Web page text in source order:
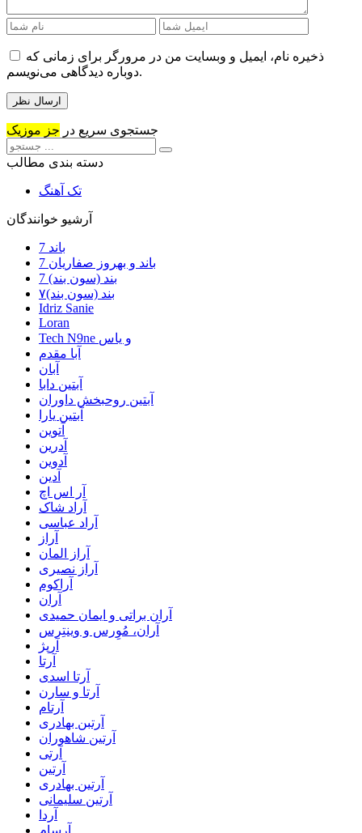
ذخیره نام، ایمیل و وبسایت من در مرورگر برای زمانی که
دوباره دیدگاهی می‌نویسم.
جستجوی سریع در جز موزیک
دسته بندی مطالب
تک آهنگ
آرشیو خوانندگان
7 باند
7 باند و بهروز صفاریان
7 بند (سون بند)
۷بند (سون بند)
Idriz Sanie
Loran
Tech N9ne و یاس
آبا مقدم
آبان
آبتین دابا
آبتین روحبخش داوران
آبتین یارا
آتوین
آدرین
آدوین
آدین
آر اس اچ
آراد شاک
آراد عباسی
آراز
آراز المان
آراز نصیری
آراکوم
آران
آران براتی و ایمان حمیدی
آران، مُوِرس و وینتِرس
آرپژ
آرتا
آرتا اسدی
آرتا و سارن
آرتام
آرتبن بهادری
آرتين شاهوران
آرتی
آرتین
آرتین بهادری
آرتین سلیمانی
آردا
آرسام